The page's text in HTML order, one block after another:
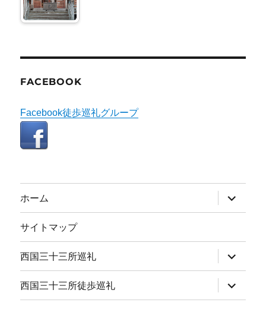
FACEBOOK
Facebook徒歩巡礼グループ
ホーム
ブ
メ
ー
を
展
開
サイトマップ
西国三十三所巡礼
ブ
メ
ュ
ー
西国三十三所徒歩巡礼
ブ
メ